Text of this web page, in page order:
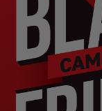
キッズ
ペア商品
ランキング